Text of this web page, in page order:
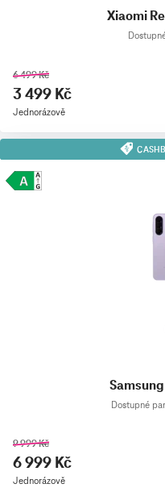
Xiaomi
6 499 Kč
3 499 Kč
Jednorázově
Dostupné
9 999 Kč
6 999 Kč
Jednorázově